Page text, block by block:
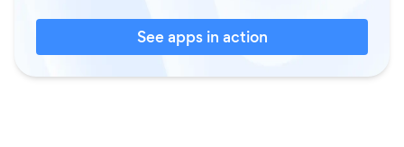
See apps in action